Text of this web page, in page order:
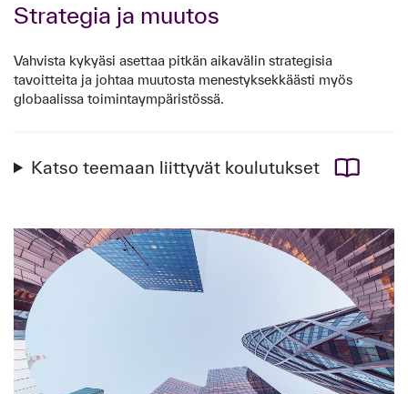
Strategia ja muutos
Vahvista kykyäsi asettaa pitkän aikavälin strategisia
tavoitteita ja johtaa muutosta menestyksekkäästi myös
globaalissa toimintaympäristössä.
Katso teemaan liittyvät koulutukset